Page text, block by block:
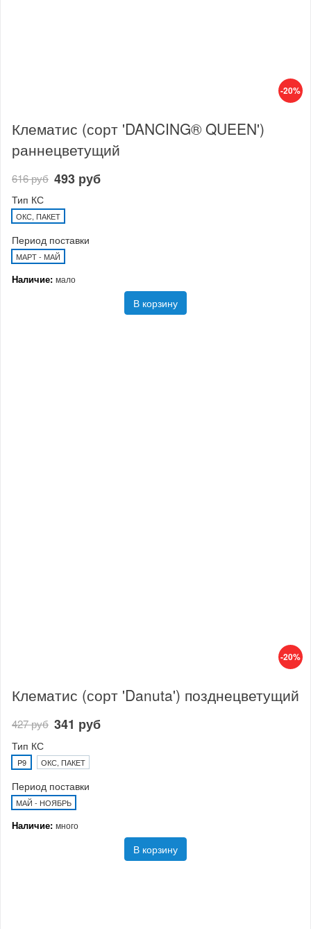
-20%
Клематис (сорт 'DANCING® QUEEN')
раннецветущий
616 руб 493 руб
Тип КС
ОКС, ПАКЕТ
Период поставки
МАРТ - МАЙ
Наличие: мало
В корзину
-20%
Клематис (сорт 'Danuta') позднецветущий
427 руб 341 руб
Тип КС
P9 ОКС, ПАКЕТ
Период поставки
МАЙ - НОЯБРЬ
Наличие: много
В корзину